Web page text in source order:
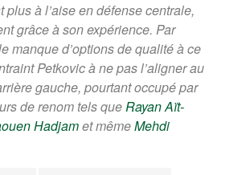
plus à l’aise en défense centrale,
grâce à son expérience. Par
manque d’options de qualité à ce
Petkovic à ne pas l’aligner au
gauche, pourtant occupé par
de renom tels queRayan Aït-
Hadjamet mêmeMehdi